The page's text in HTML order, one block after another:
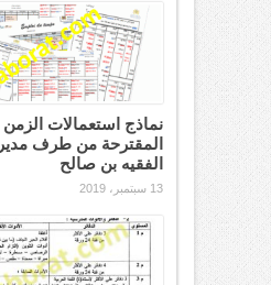
نماذج استعمالات الزمن
المقترحة من طرف
الفقيه بن صالح
13 سبتمبر، 2019